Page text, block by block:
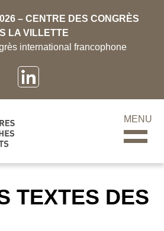
– CENTRE DES CONGRÈS
LA VILLETTE
international francophone
MENU
TEXTES DES